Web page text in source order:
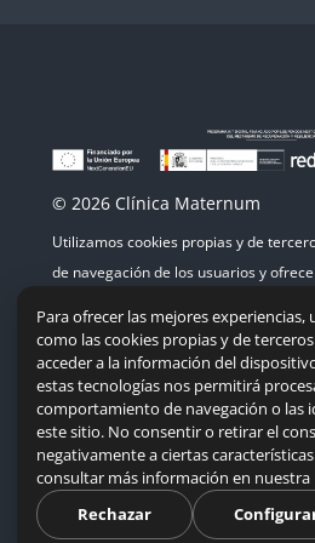
© 2026 Clínica Maternum
Utilizamos cookies propias y de
de navegación de los usuarios y
su uso.
Mapa del sitio | Accesibilidad |
Resumen de retención de datos
Descargar la app para
Para ofrecer las mejores
como las cookies propias y de
acceder a la información del
estas tecnologías nos permitirá
comportamiento de navegación o las
este sitio. No consentir o retirar el
negativamente a ciertas
consultar más información en nuestra
Rechazar